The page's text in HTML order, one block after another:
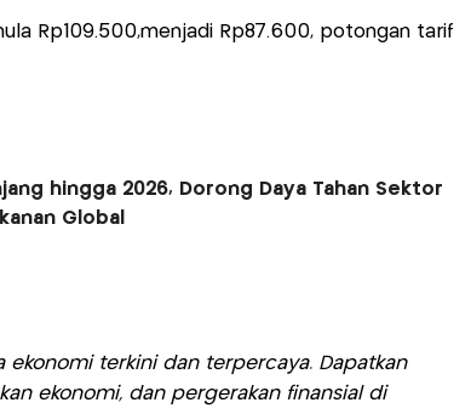
Rp109.500,menjadi Rp87.600, potongan tarif
hingga 2026, Dorong Daya Tahan Sektor
Global
ekonomi terkini dan terpercaya. Dapatkan
ekonomi, dan pergerakan finansial di